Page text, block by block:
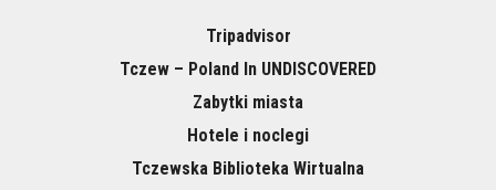
Tripadvisor
Tczew – Poland In UNDISCOVERED
Zabytki miasta
Hotele i noclegi
Tczewska Biblioteka Wirtualna